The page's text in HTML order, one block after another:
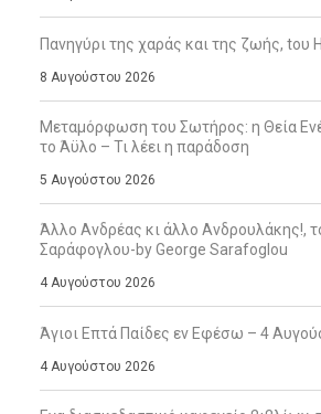
Πανηγύρι της χαράς και της ζωής, tου
8 Αυγούστου 2026
Μεταμόρφωση του Σωτήρος: η Θεία
το Άϋλο – Τι λέει η παράδοση
5 Αυγούστου 2026
Άλλο Ανδρέας κι άλλο Ανδρουλάκης!,
Σαράφογλου-by George Sarafoglou
4 Αυγούστου 2026
Άγιοι Επτά Παίδες εν Εφέσω – 4
4 Αυγούστου 2026